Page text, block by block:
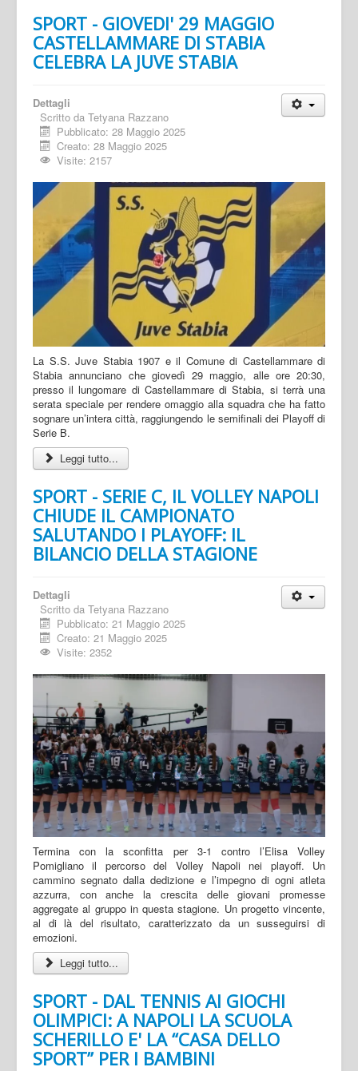
SPORT - GIOVEDI' 29 MAGGIO
CASTELLAMMARE DI STABIA
CELEBRA LA JUVE STABIA
Dettagli
Scritto da Tetyana Razzano
Pubblicato: 28 Maggio 2025
Creato: 28 Maggio 2025
Visite: 2157
La S.S. Juve Stabia 1907 e il Comune di Castellammare di
Stabia annunciano che giovedì 29 maggio, alle ore 20:30,
presso il lungomare di Castellammare di Stabia, si terrà una
serata speciale per rendere omaggio alla squadra che ha fatto
sognare un’intera città, raggiungendo le semifinali dei Playoff di
Serie B.
Leggi tutto...
SPORT - SERIE C, IL VOLLEY NAPOLI
CHIUDE IL CAMPIONATO
SALUTANDO I PLAYOFF: IL
BILANCIO DELLA STAGIONE
Dettagli
Scritto da Tetyana Razzano
Pubblicato: 21 Maggio 2025
Creato: 21 Maggio 2025
Visite: 2352
Termina con la sconfitta per 3-1 contro l’Elisa Volley
Pomigliano il percorso del Volley Napoli nei playoff. Un
cammino segnato dalla dedizione e l’impegno di ogni atleta
azzurra, con anche la crescita delle giovani promesse
aggregate al gruppo in questa stagione. Un progetto vincente,
al di là del risultato, caratterizzato da un susseguirsi di
emozioni.
Leggi tutto...
SPORT - DAL TENNIS AI GIOCHI
OLIMPICI: A NAPOLI LA SCUOLA
SCHERILLO E' LA “CASA DELLO
SPORT” PER I BAMBINI